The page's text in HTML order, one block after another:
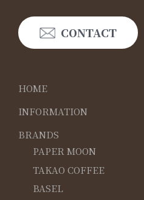
CONTACT
HOME
INFORMATION
BRANDS
PAPER MOON
TAKAO COFFEE
BASEL